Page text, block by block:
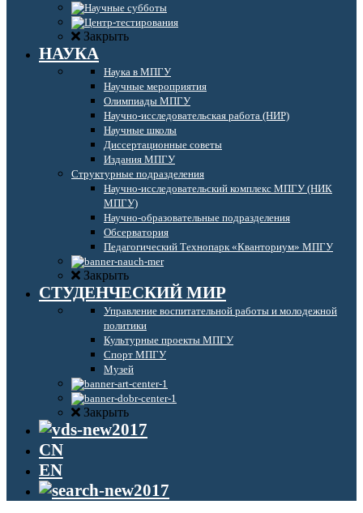
Закрыть
НАУКА
Наука в МПГУ
Научные мероприятия
Олимпиады МПГУ
Научно-исследовательская работа (НИР)
Научные школы
Диссертационные советы
Издания МПГУ
Структурные подразделения
Научно-исследовательский комплекс МПГУ (НИК
МПГУ)
Научно-образовательные подразделения
Обсерватория
Педагогический Технопарк «Кванториум» МПГУ
Закрыть
СТУДЕНЧЕСКИЙ МИР
Управление воспитательной работы и молодежной
политики
Культурные проекты МПГУ
Спорт МПГУ
Музей
Закрыть
CN
EN